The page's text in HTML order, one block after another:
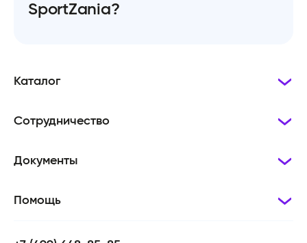
SportZania?
Каталог
Сотрудничество
Документы
Помощь